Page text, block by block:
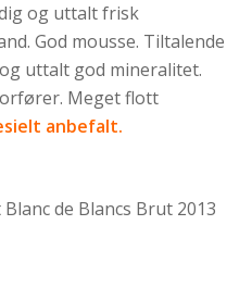
og uttalt frisk
God mousse. Tiltalende
uttalt god mineralitet.
Meget flott
anbefalt.
de Blancs Brut 2013